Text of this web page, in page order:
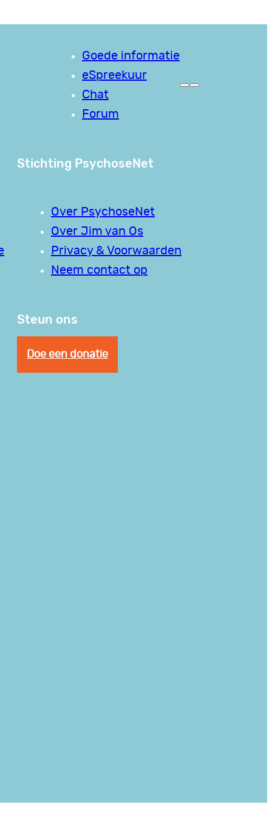
Goede informatie
eSpreekuur
Chat
Forum
Stichting PsychoseNet
Over PsychoseNet
Over Jim van Os
Privacy & Voorwaarden
Neem contact op
Steun ons
Doe een donatie